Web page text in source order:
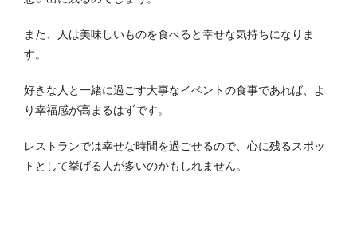
また、人は美味しいものを食べると幸せな気持ちになりま
す。
好きな人と一緒に過ごす大事なイベントの食事であれば、よ
り幸福感が高まるはずです。
レストランでは幸せな時間を過ごせるので、心に残るスポッ
トとして挙げる人が多いのかもしれません。